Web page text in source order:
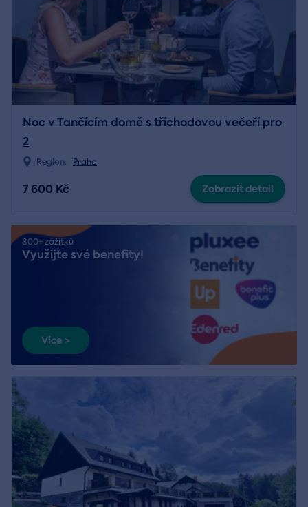
Noc v Tančícím domě s tříchodovou večeří pro
2
Region: Praha
7 600 Kč Zobrazit detail
800+ zážitků
Využijte své benefity!
Více >